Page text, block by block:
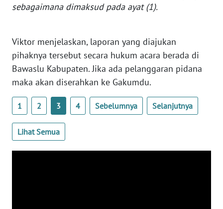
sebagaimana dimaksud pada ayat (1).
Viktor menjelaskan, laporan yang diajukan
pihaknya tersebut secara hukum acara berada di
Bawaslu Kabupaten. Jika ada pelanggaran pidana
maka akan diserahkan ke Gakumdu.
1 2 3 4 Sebelumnya Selanjutnya
Lihat Semua
WN
SERAMBI
JAMBI
WN
SULTRA